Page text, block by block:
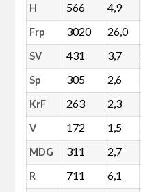
H 566 4,9
Frp 3020 26,0
SV 431 3,7
Sp 305 2,6
KrF 263 2,3
V 172 1,5
MDG 311 2,7
R 711 6,1